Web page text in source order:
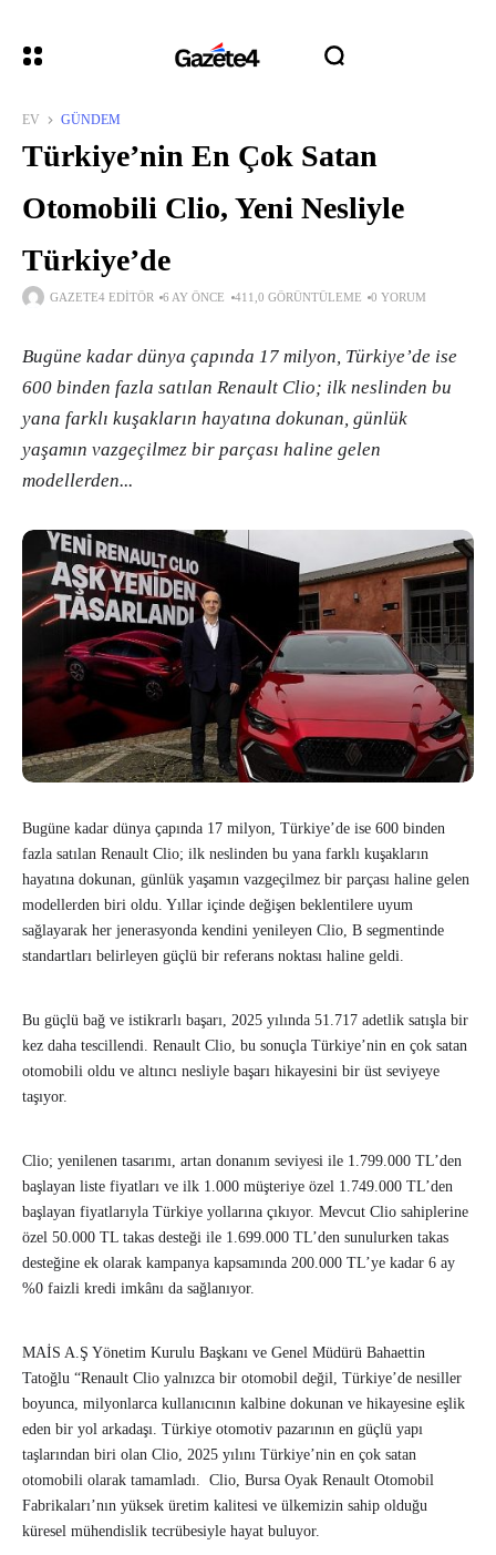
EV GÜNDEM
Türkiye’nin En Çok Satan
Otomobili Clio, Yeni Nesliyle
Türkiye’de
GAZETE4 EDITÖR 6 AY ÖNCE 411,0 GÖRÜNTÜLEME 0 YORUM
Bugüne kadar dünya çapında 17 milyon, Türkiye’de ise
600 binden fazla satılan Renault Clio; ilk neslinden bu
yana farklı kuşakların hayatına dokunan, günlük
yaşamın vazgeçilmez bir parçası haline gelen
modellerden...
Bugüne kadar dünya çapında 17 milyon, Türkiye’de ise 600 binden
fazla satılan Renault Clio; ilk neslinden bu yana farklı kuşakların
hayatına dokunan, günlük yaşamın vazgeçilmez bir parçası haline gelen
modellerden biri oldu. Yıllar içinde değişen beklentilere uyum
sağlayarak her jenerasyonda kendini yenileyen Clio, B segmentinde
standartları belirleyen güçlü bir referans noktası haline geldi.
Bu güçlü bağ ve istikrarlı başarı, 2025 yılında 51.717 adetlik satışla bir
kez daha tescillendi. Renault Clio, bu sonuçla Türkiye’nin en çok satan
otomobili oldu ve altıncı nesliyle başarı hikayesini bir üst seviyeye
taşıyor.
Clio; yenilenen tasarımı, artan donanım seviyesi ile 1.799.000 TL’den
başlayan liste fiyatları ve ilk 1.000 müşteriye özel 1.749.000 TL’den
başlayan fiyatlarıyla Türkiye yollarına çıkıyor. Mevcut Clio sahiplerine
özel 50.000 TL takas desteği ile 1.699.000 TL’den sunulurken takas
desteğine ek olarak kampanya kapsamında 200.000 TL’ye kadar 6 ay
%0 faizli kredi imkânı da sağlanıyor.
MAİS A.Ş Yönetim Kurulu Başkanı ve Genel Müdürü Bahaettin
Tatoğlu “Renault Clio yalnızca bir otomobil değil, Türkiye’de nesiller
boyunca, milyonlarca kullanıcının kalbine dokunan ve hikayesine eşlik
eden bir yol arkadaşı. Türkiye otomotiv pazarının en güçlü yapı
taşlarından biri olan Clio, 2025 yılını Türkiye’nin en çok satan
otomobili olarak tamamladı. Clio, Bursa Oyak Renault Otomobil
Fabrikaları’nın yüksek üretim kalitesi ve ülkemizin sahip olduğu
küresel mühendislik tecrübesiyle hayat buluyor.